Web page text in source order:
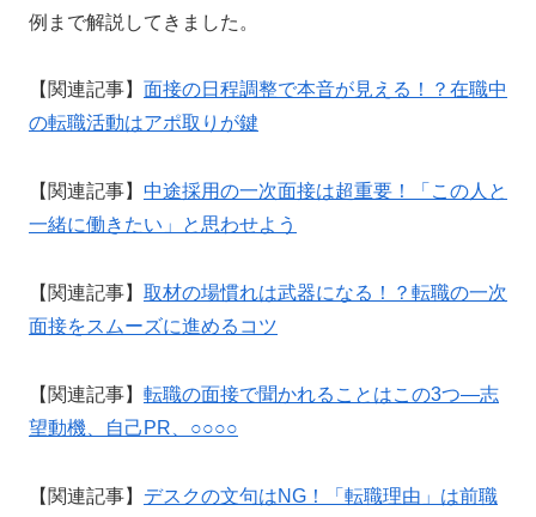
例まで解説してきました。
【関連記事】 面接の日程調整で本音が見える！？在職中
の転職活動はアポ取りが鍵
【関連記事】 中途採用の一次面接は超重要！「この人と
一緒に働きたい」と思わせよう
【関連記事】 取材の場慣れは武器になる！？転職の一次
面接をスムーズに進めるコツ
【関連記事】 転職の面接で聞かれることはこの3つ—志
望動機、自己PR、○○○○
【関連記事】 デスクの文句はNG！「転職理由」は前職